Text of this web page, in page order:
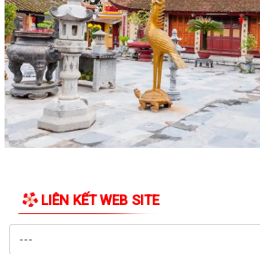
KỶ NIỆM 79 NĂM NGÀY THƯƠNG
27/7/2026)
HỘI CỰU CHIẾN BINH PHỐI HỢP VỚI HỘI
PHƯỜNG VIỆT HÒA THĂM, TẶNG QUÀ GIA
PHƯỜNG VIỆT HÒA THẮP NẾN TRI ÂN CÁC
Phường Việt Hòa tổ chức ra quân dọn dẹp
trang cảnh quan Nghĩa trang Liệt...
LIÊN KẾT WEB SITE